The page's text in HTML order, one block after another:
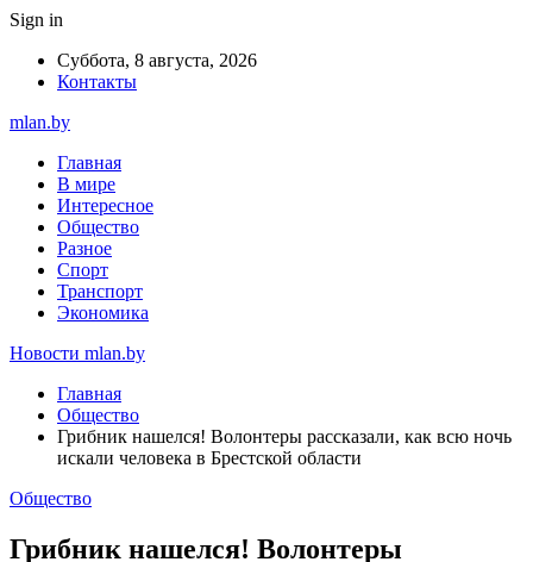
Sign in
Суббота, 8 августа, 2026
Контакты
mlan.by
Главная
В мире
Интересное
Общество
Разное
Спорт
Транспорт
Экономика
Новости mlan.by
Главная
Общество
Грибник нашелся! Волонтеры рассказали, как всю ночь
искали человека в Брестской области
Общество
Грибник нашелся! Волонтеры